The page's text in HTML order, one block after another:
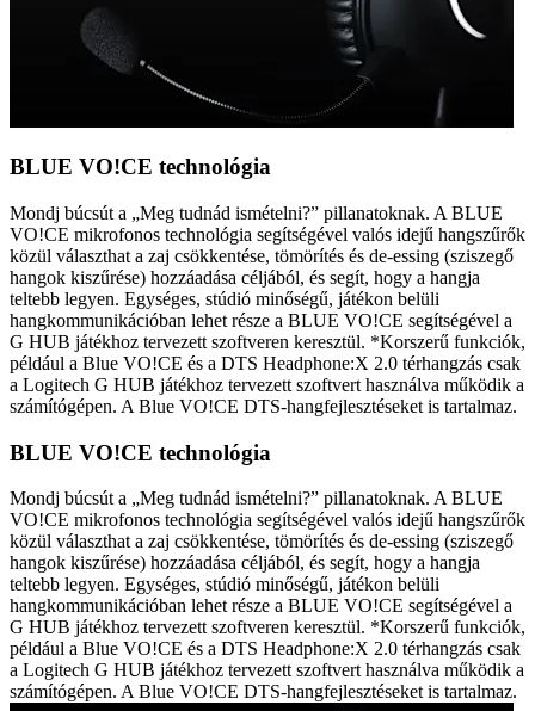
BLUE VO!CE technológia
Mondj búcsút a „Meg tudnád ismételni?” pillanatoknak. A BLUE
VO!CE mikrofonos technológia segítségével valós idejű hangszűrők
közül választhat a zaj csökkentése, tömörítés és de-essing (sziszegő
hangok kiszűrése) hozzáadása céljából, és segít, hogy a hangja
teltebb legyen. Egységes, stúdió minőségű, játékon belüli
hangkommunikációban lehet része a BLUE VO!CE segítségével a
G HUB játékhoz tervezett szoftveren keresztül. *Korszerű funkciók,
például a Blue VO!CE és a DTS Headphone:X 2.0 térhangzás csak
a Logitech G HUB játékhoz tervezett szoftvert használva működik a
számítógépen. A Blue VO!CE DTS-hangfejlesztéseket is tartalmaz.
BLUE VO!CE technológia
Mondj búcsút a „Meg tudnád ismételni?” pillanatoknak. A BLUE
VO!CE mikrofonos technológia segítségével valós idejű hangszűrők
közül választhat a zaj csökkentése, tömörítés és de-essing (sziszegő
hangok kiszűrése) hozzáadása céljából, és segít, hogy a hangja
teltebb legyen. Egységes, stúdió minőségű, játékon belüli
hangkommunikációban lehet része a BLUE VO!CE segítségével a
G HUB játékhoz tervezett szoftveren keresztül. *Korszerű funkciók,
például a Blue VO!CE és a DTS Headphone:X 2.0 térhangzás csak
a Logitech G HUB játékhoz tervezett szoftvert használva működik a
számítógépen. A Blue VO!CE DTS-hangfejlesztéseket is tartalmaz.